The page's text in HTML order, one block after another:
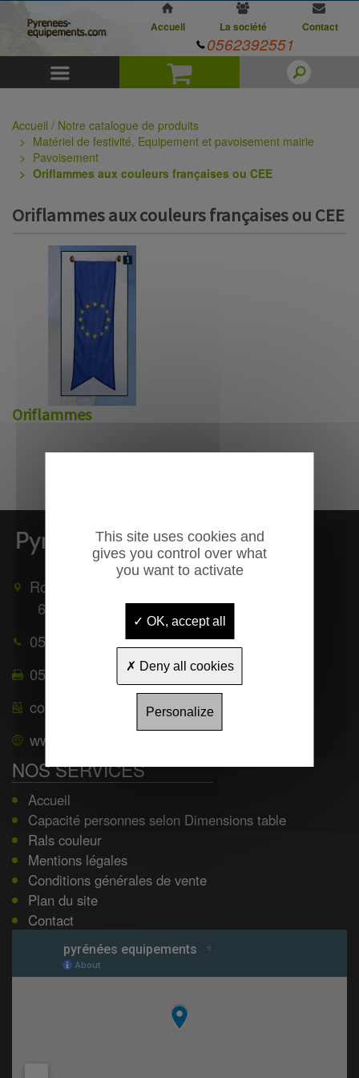
Panier
Accueil La société Contact
0562392551
Accueil / Notre catalogue de produits
Matériel de festivité, Equipement et pavoisement mairie
Pavoisement
Oriflammes aux couleurs françaises ou CEE
Oriflammes aux couleurs françaises ou CEE
Oriflammes
Route de Mauléon
65370
05 62 39 25 51
05 62 39 22 55
contact@pyrenees-equipements.com
www.pyrenees-equipements.com
NOS SERVICES
Accueil
Capacité personnes selon Dimensions table
Rals couleur
Mentions légales
Conditions générales de vente
Plan du site
Contact
This site uses cookies and
gives you control over what
you want to activate
OK, accept all
Deny all cookies
Personalize